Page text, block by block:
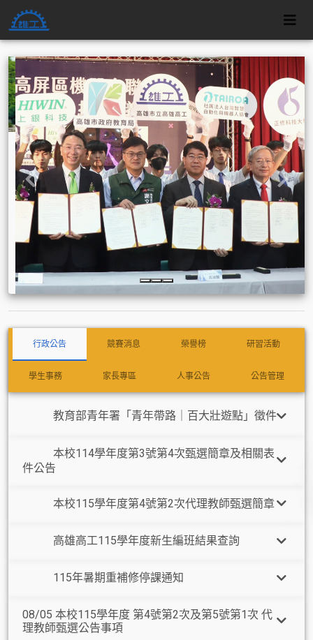
跳至主要內容
上一張 下一
行政公告 競賽消息 榮譽榜 研習活動
學生事務 家長專區 人事公告 公告管理
教育部青年署「青年帶路｜百大壯遊點」徵件
本校114學年度第3號第4次甄選簡章及相關表
件公告
本校115學年度第4號第2次代理教師甄選簡章
高雄高工115學年度新生編班結果查詢
115年暑期重補修停課通知
08/05 本校115學年度 第4號第2次及第5號第1次 代
理教師甄選公告事項